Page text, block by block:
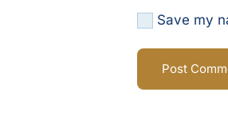
Save my
Post